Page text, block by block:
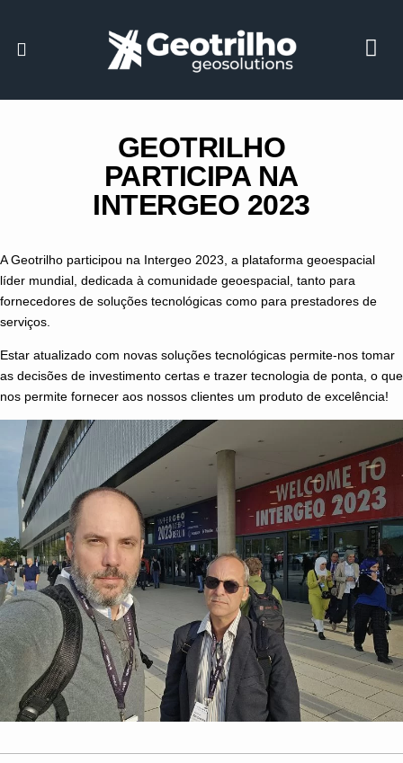
GEOTRILHO
PARTICIPA NA
INTERGEO 2023
A Geotrilho participou na Intergeo 2023, a plataforma geoespacial
líder mundial, dedicada à comunidade geoespacial, tanto para
fornecedores de soluções tecnológicas como para prestadores de
serviços.
Estar atualizado com novas soluções tecnológicas permite-nos tomar
as decisões de investimento certas e trazer tecnologia de ponta, o que
nos permite fornecer aos nossos clientes um produto de excelência!